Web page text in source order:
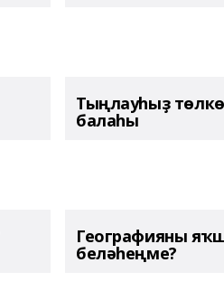
Тыңлауһыҙ төлкө
балаһы
Географияны
беләһеңме?